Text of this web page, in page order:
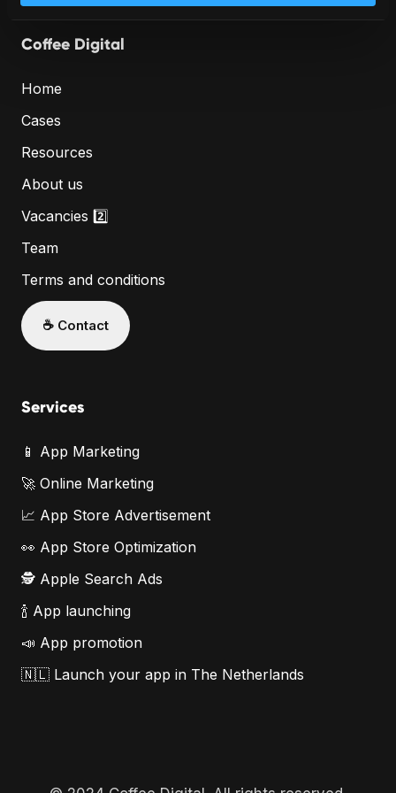
Coffee Digital
Home
Cases
Resources
About us
Vacancies 2️⃣
Team
Terms and conditions
☕️ Contact
Services
📱 App Marketing
🚀 Online Marketing
📈 App Store Advertisement
👀 App Store Optimization
🕵️ Apple Search Ads
🍾 App launching
📣 App promotion
🇳🇱 Launch your app in The Netherlands